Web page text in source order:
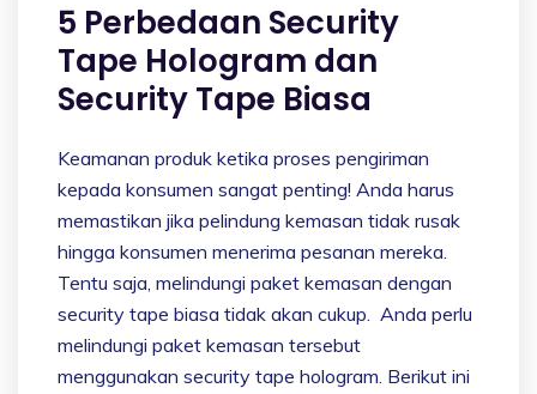
5 Perbedaan Security
Tape Hologram dan
Security Tape Biasa
Keamanan produk ketika proses pengiriman
kepada konsumen sangat penting! Anda harus
memastikan jika pelindung kemasan tidak rusak
hingga konsumen menerima pesanan mereka.
Tentu saja, melindungi paket kemasan dengan
security tape biasa tidak akan cukup. Anda perlu
melindungi paket kemasan tersebut
menggunakan security tape hologram. Berikut ini